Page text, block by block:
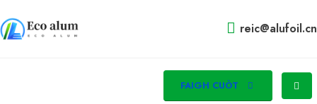
reic@alufoil.cn
FAIGH CUÒT